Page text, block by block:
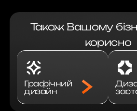
Також Вашому
корисно
Графічний
дизайн